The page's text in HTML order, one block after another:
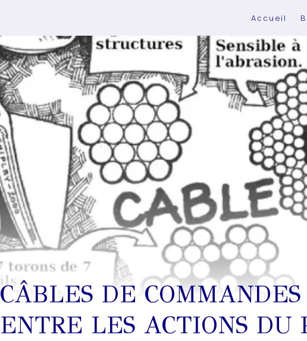
Accueil
CÂBLES DE
ENTRE LES ACTIONS DU